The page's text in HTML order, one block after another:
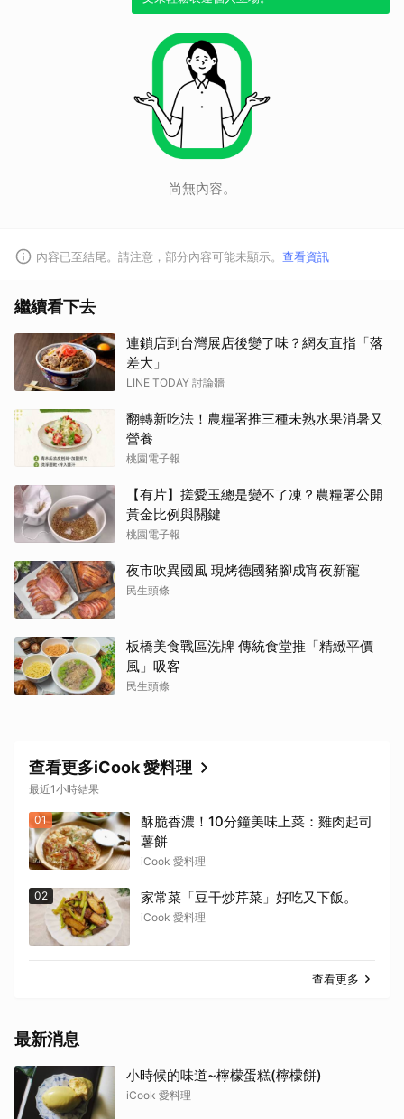
尚無內容。
內容已至結尾。請注意，部分內容可能未顯示。 查看資訊
繼續看下去
連鎖店到台灣展店後變了味？網友直指「落
差大」
LINE TODAY 討論牆
翻轉新吃法！農糧署推三種未熟水果消暑又
營養
桃園電子報
【有片】搓愛玉總是變不了凍？農糧署公開
黃金比例與關鍵
桃園電子報
夜市吹異國風 現烤德國豬腳成宵夜新寵
民生頭條
板橋美食戰區洗牌 傳統食堂推「精緻平價
風」吸客
民生頭條
查看更多iCook 愛料理
最近1小時結果
01
酥脆香濃！10分鐘美味上菜：雞肉起司
薯餅
iCook 愛料理
02 家常菜「豆干炒芹菜」好吃又下飯。
iCook 愛料理
查看更多
最新消息
小時候的味道~檸檬蛋糕(檸檬餅)
iCook 愛料理